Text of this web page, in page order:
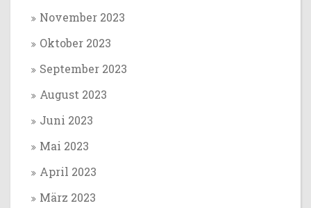
November 2023
Oktober 2023
September 2023
August 2023
Juni 2023
Mai 2023
April 2023
März 2023